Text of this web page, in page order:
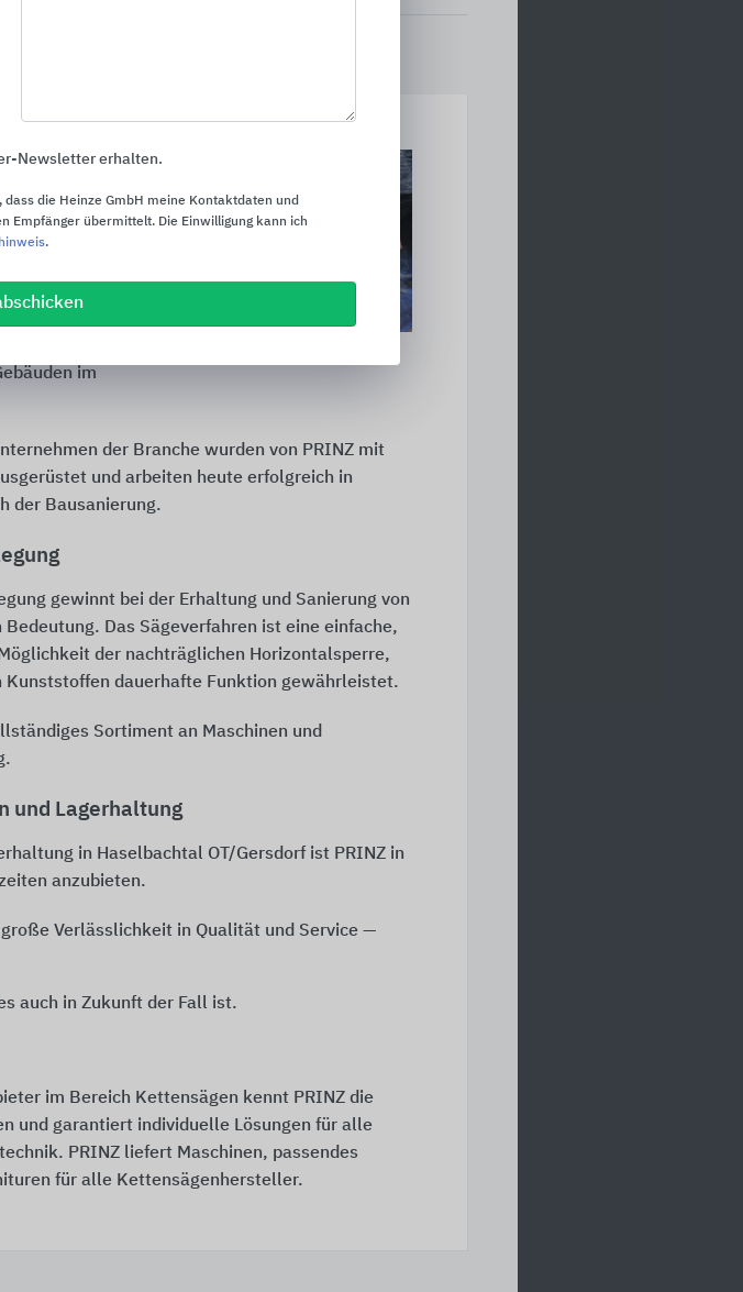
PRINZ mit
im
der Branche wurden von PRINZ mit
und arbeiten heute erfolgreich in
der Bausanierung.
gewinnt bei der Erhaltung und Sanierung von
Bedeutung. Das Sägeverfahren ist eine einfache,
der nachträglichen Horizontalsperre,
Kunststoffen dauerhafte Funktion gewährleistet.
Sortiment an Maschinen und
und Lagerhaltung
in Haselbachtal OT/Gersdorf ist PRINZ in
anzubieten.
Verlässlichkeit in Qualität und Service —
auch in Zukunft der Fall ist.
im Bereich Kettensägen kennt PRINZ die
und garantiert individuelle Lösungen für alle
PRINZ liefert Maschinen, passendes
für alle Kettensägenhersteller.
Newsletter erhalten.
die Heinze GmbH meine Kontaktdaten und
Empfänger übermittelt. Die Einwilligung kann ich
.